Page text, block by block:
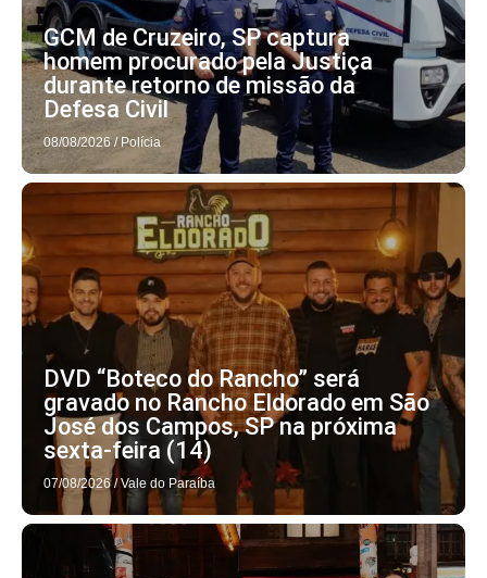
GCM de Cruzeiro, SP captura
homem procurado pela Justiça
durante retorno de missão da
Defesa Civil
08/08/2026 / Polícia
DVD “Boteco do Rancho” será
gravado no Rancho Eldorado em São
José dos Campos, SP na próxima
sexta-feira (14)
07/08/2026 / Vale do Paraíba